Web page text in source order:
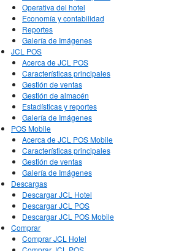
Operativa del hotel
Economía y contabilidad
Reportes
Galería de Imágenes
JCL POS
Acerca de JCL POS
Características principales
Gestión de ventas
Gestión de almacén
Estadísticas y reportes
Galería de Imágenes
POS Mobile
Acerca de JCL POS Mobile
Características principales
Gestión de ventas
Galería de Imágenes
Descargas
Descargar JCL Hotel
Descargar JCL POS
Descargar JCL POS Mobile
Comprar
Comprar JCL Hotel